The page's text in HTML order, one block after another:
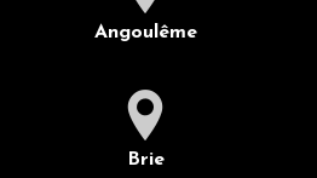
Angoulême
Brie